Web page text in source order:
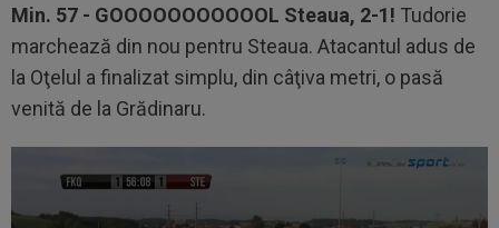
Min. 57 - GOOOOOOOOOOOL Steaua, 2-1! Tudorie
marchează din nou pentru Steaua. Atacantul adus de
la Oţelul a finalizat simplu, din câţiva metri, o pasă
venită de la Grădinaru.